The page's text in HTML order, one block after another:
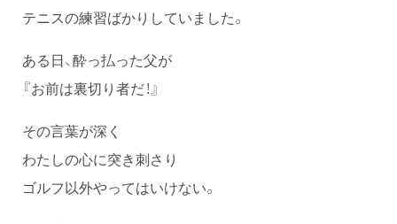
テニスの練習ばかりしていました。
ある日、酔っ払った父が
『お前は裏切り者だ！』
その言葉が深く
わたしの心に突き刺さり
ゴルフ以外やってはいけない。